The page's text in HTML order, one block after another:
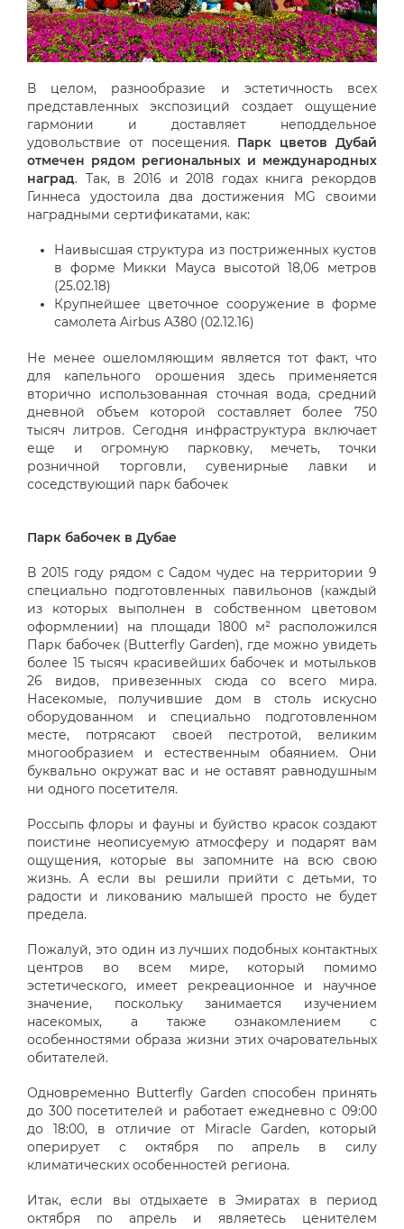
В целом, разнообразие и эстетичность всех
представленных экспозиций создает ощущение
гармонии и доставляет неподдельное
удовольствие от посещения. Парк цветов Дубай
отмечен рядом региональных и международных
наград. Так, в 2016 и 2018 годах книга рекордов
Гиннеса удостоила два достижения MG своими
наградными сертификатами, как:
Наивысшая структура из постриженных кустов
в форме Микки Мауса высотой 18,06 метров
(25.02.18)
Крупнейшее цветочное сооружение в форме
самолета Airbus A380 (02.12.16)
Не менее ошеломляющим является тот факт, что
для капельного орошения здесь применяется
вторично использованная сточная вода, средний
дневной объем которой составляет более 750
тысяч литров. Сегодня инфраструктура включает
еще и огромную парковку, мечеть, точки
розничной торговли, сувенирные лавки и
соседствующий парк бабочек
Парк бабочек в Дубае
В 2015 году рядом с Садом чудес на территории 9
специально подготовленных павильонов (каждый
из которых выполнен в собственном цветовом
оформлении) на площади 1800 м² расположился
Парк бабочек (Butterfly Garden), где можно увидеть
более 15 тысяч красивейших бабочек и мотыльков
26 видов, привезенных сюда со всего мира.
Насекомые, получившие дом в столь искусно
оборудованном и специально подготовленном
месте, потрясают своей пестротой, великим
многообразием и естественным обаянием. Они
буквально окружат вас и не оставят равнодушным
ни одного посетителя.
Россыпь флоры и фауны и буйство красок создают
поистине неописуемую атмосферу и подарят вам
ощущения, которые вы запомните на всю свою
жизнь. А если вы решили прийти с детьми, то
радости и ликованию малышей просто не будет
предела.
Пожалуй, это один из лучших подобных контактных
центров во всем мире, который помимо
эстетического, имеет рекреационное и научное
значение, поскольку занимается изучением
насекомых, а также ознакомлением с
особенностями образа жизни этих очаровательных
обитателей.
Одновременно Butterfly Garden способен принять
до 300 посетителей и работает ежедневно с 09:00
до 18:00, в отличие от Miracle Garden, который
оперирует с октября по апрель в силу
климатических особенностей региона.
Итак, если вы отдыхаете в Эмиратах в период
октября по апрель и являетесь ценителем